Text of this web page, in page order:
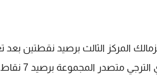
متصدر المجموعة برصيد 7 نقاط بعد انتصاريين و تعادل ...